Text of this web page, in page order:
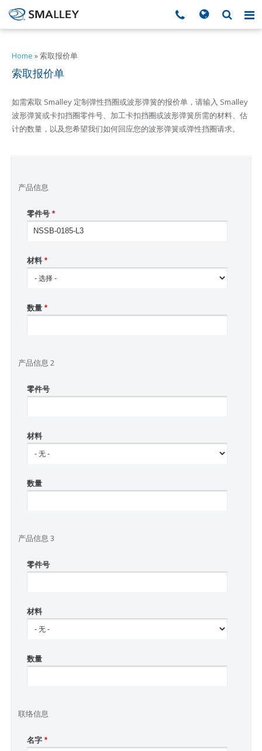
Search form
搜索
Home »索取报价单
索取报价单
如需索取 Smalley 定制弹性挡圈或波形弹簧的报价单，请输入 Smalley
波形弹簧或卡扣挡圈零件号、加工卡扣挡圈或波形弹簧所需的材料、估
计的数量，以及您希望我们如何回应您的波形弹簧或弹性挡圈请求。
产品信息
零件号 *
材料 *
数量 *
产品信息 2
零件号
材料
数量
产品信息 3
零件号
材料
数量
联络信息
名字 *